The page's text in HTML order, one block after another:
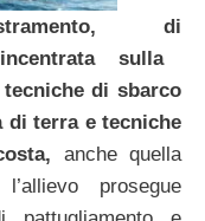
di
sulla
di sbarco
di terra e tecniche
anche quella
prosegue